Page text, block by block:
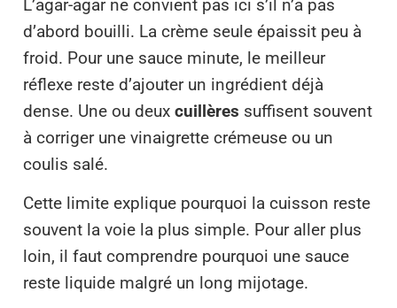
L’agar-agar ne convient pas ici s’il n’a pas
d’abord bouilli. La crème seule épaissit peu à
froid. Pour une sauce minute, le meilleur
réflexe reste d’ajouter un ingrédient déjà
dense. Une ou deux cuillères suffisent souvent
à corriger une vinaigrette crémeuse ou un
coulis salé.
Cette limite explique pourquoi la cuisson reste
souvent la voie la plus simple. Pour aller plus
loin, il faut comprendre pourquoi une sauce
reste liquide malgré un long mijotage.